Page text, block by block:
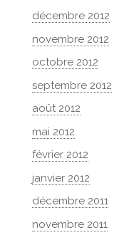
décembre 2012
novembre 2012
octobre 2012
septembre 2012
août 2012
mai 2012
février 2012
janvier 2012
décembre 2011
novembre 2011